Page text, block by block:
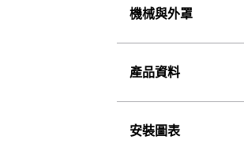
機械與外罩
產品資料
安裝圖表